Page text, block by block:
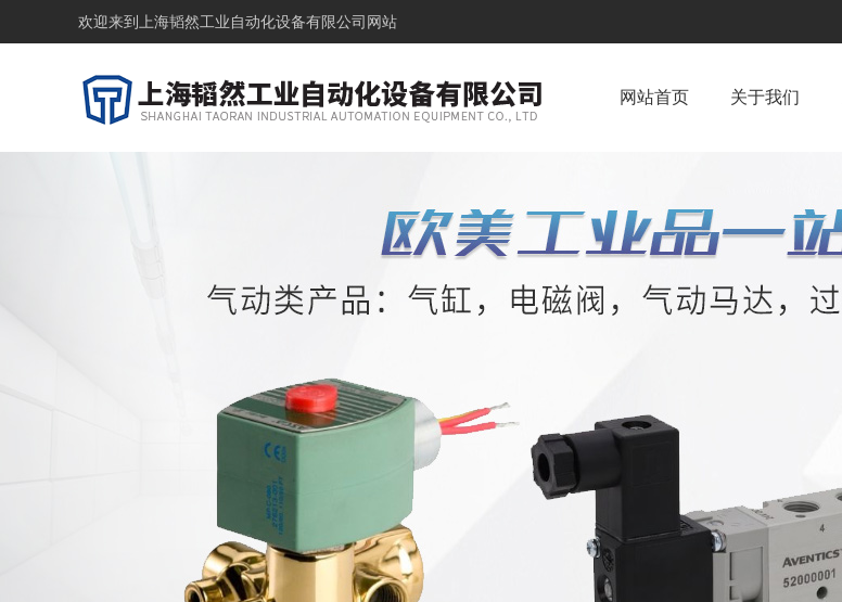
欢迎来到 上海韬然工业自动化设备有限公司网站
网站首页 关于我们